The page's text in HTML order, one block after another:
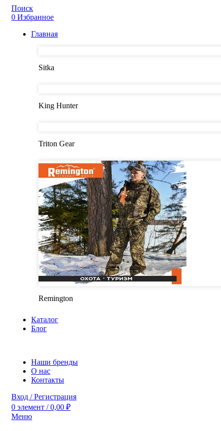
Поиск
0 Избранное
Главная
Sitka
King Hunter
Triton Gear
Remington
Каталог
Блог
Наши бренды
О нас
Контакты
Вход / Регистрация
0 элемент / 0,00 ₽
Меню